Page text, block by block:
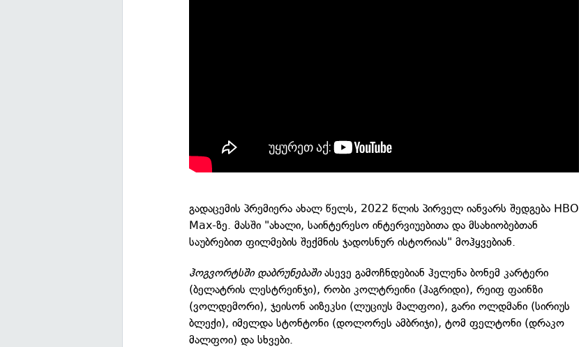
გადაცემის პრემიერა ახალ წელს, 2022 წლის პირველ იანვარს შედგება HBO
Max-ზე. მასში "ახალი, საინტერესო ინტერვიუებითა და მსახიობებთან
საუბრებით ფილმების შექმნის ჯადოსნურ ისტორიას" მოჰყვებიან.
ჰოგვორტსში დაბრუნებაშიასევე გამოჩნდებიან ჰელენა ბონემ კარტერი
(ბელატრის ლესტრეინჯი), რობი კოლტრეინი (ჰაგრიდი), რეიფ ფაინზი
(ვოლდემორი), ჯეისონ აიზეკსი (ლუციუს მალფოი), გარი ოლდმანი (სირიუს
ბლექი), იმელდა სტონტონი (დოლორეს ამბრიჯი), ტომ ფელტონი (დრაკო
მალფოი) და სხვები.